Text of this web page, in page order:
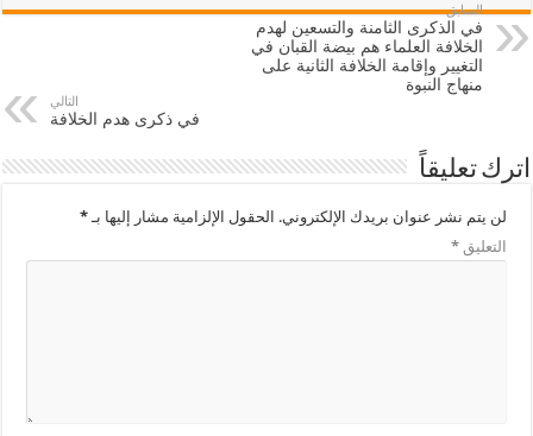
السابق
في الذكرى الثامنة والتسعين لهدم
الخلافة العلماء هم بيضة القبان في
التغيير وإقامة الخلافة الثانية على
منهاج النبوة
التالي
في ذكرى هدم الخلافة
اترك تعليقاً
لن يتم نشر عنوان بريدك الإلكتروني. الحقول الإلزامية مشار إليها بـ*
التعليق*